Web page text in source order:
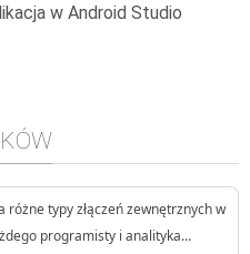
w Android Studio
różne typy złączeń zewnętrznych w
programisty i analityka…